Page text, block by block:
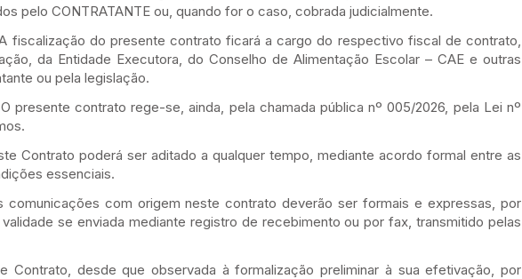
pelo CONTRATANTE ou, quando for o caso, cobrada judicialmente.
A fiscalização do presente contrato ficará a cargo do respectivo fiscal de contrato,
da Entidade Executora, do Conselho de Alimentação Escolar – CAE e outras
ou pela legislação.
presente contrato rege-se, ainda, pela chamada pública nº 005/2026, pela Lei nº
Contrato poderá ser aditado a qualquer tempo, mediante acordo formal entre as
essenciais.
comunicações com origem neste contrato deverão ser formais e expressas, por
se enviada mediante registro de recebimento ou por fax, transmitido pelas
Contrato, desde que observada à formalização preliminar à sua efetivação, por